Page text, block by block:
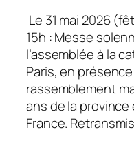
Le 31 mai 2026
15h : Messe
l’assemblée à la
Paris, en
rassemblement
ans de la
France.